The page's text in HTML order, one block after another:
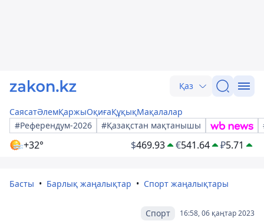
Қаз
СаясатӘлемҚаржыОқиғаҚұқықМақалалар
#Референдум-2026
#Қазақстан мақтанышы
+32° $469.93 €541.64 ₽5.71
Басты Барлық жаңалықтар Спорт жаңалықтары
16:58, 06 қаңтар 2023
Спорт